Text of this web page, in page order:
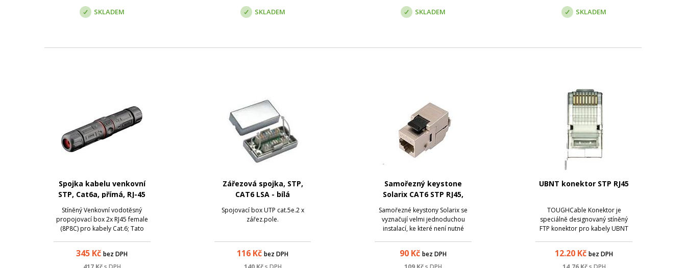
SKLADEM SKLADEM SKLADEM SKLADEM
Spojka kabelu venkovní
STP, Cat6a, přímá, RJ-45
konektory, IP68
Stíněný Venkovní vodotěsný
propojovací box 2x RJ45 female
(8P8C) pro kabely Cat.6; Tato
6 a odstraňuje potřebu
objemných spojovacích krabic. Je
345 Kč bez DPH
Zářezová spojka, STP,
CAT6 LSA - bílá
Spojovací box UTP cat.5e.2 x
zářez.pole.
116 Kč bez DPH
Samořezný keystone
Solarix CAT6 STP RJ45,
černý
Samořezné keystony Solarix se
vyznačují velmi jednoduchou
instalací, ke které není nutné
parametry specifikované v
mezinárodních standardech
90 Kč bez DPH
UBNT konektor STP RJ45
TOUGHCable Konektor je
speciálně designovaný stíněný
FTP konektor pro kabely UBNT
12.20 Kč bez DPH